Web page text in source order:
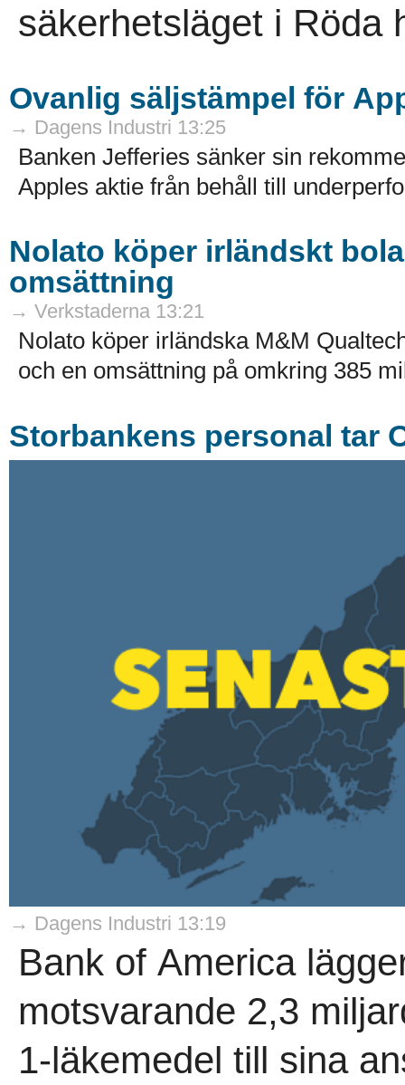
säkerhetsläget i Röda
Ovanlig säljstämpel för
→ Dagens Industri 13:25
Banken Jefferies sänker sin
Apples aktie från behåll till
Nolato köper irländskt
omsättning
→ Verkstaderna 13:21
Nolato köper irländska M&M
och en omsättning på omkring 385
Storbankens personal tar
→ Dagens Industri 13:19
Bank of America
motsvarande 2,3
1-läkemedel till sina